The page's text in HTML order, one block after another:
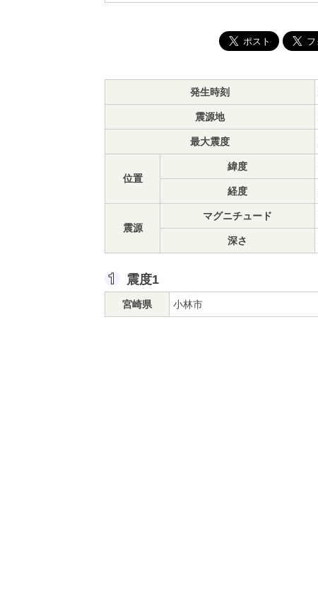
発生時刻
震源地
最大震度
位置
緯度
経度
震源
マグニチュード
深さ
震度1
宮崎県 小林市